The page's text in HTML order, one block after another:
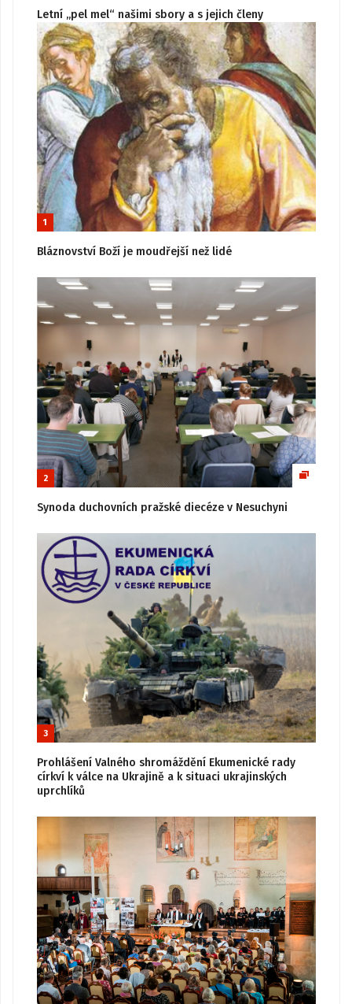
Letní „pel mel“ našimi sbory a s jejich členy
1
Bláznovství Boží je moudřejší než lidé
2
Synoda duchovních pražské diecéze v Nesuchyni
3
Prohlášení Valného shromáždění Ekumenické rady
církví k válce na Ukrajině a k situaci ukrajinských
uprchlíků